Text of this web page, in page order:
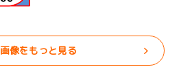
画像をもっと見る